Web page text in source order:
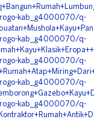
kab_g4000070/q-
kab_g4000070/q-
kab_g4000070/q-
kab_g4000070/q-
kab_g4000070/q-